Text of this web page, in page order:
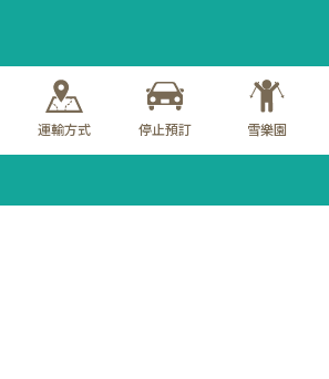
運輸方式 停止預訂 雪樂園